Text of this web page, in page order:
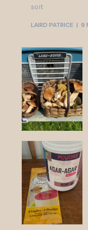
soit
LAIRD PATRICE 9